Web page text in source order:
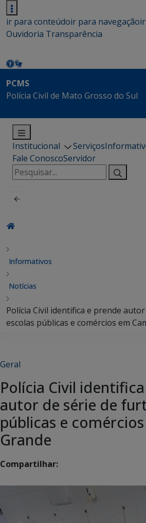
ir para conteúdoir para navegação
Ouvidoria Transparência
PCMS
Polícia Civil de Mato Grosso do Sul
Institucional Serviços
Fale ConoscoServidor
Pesquisar
por:
Informativos
Notícias
Polícia Civil identifica e prende
escolas públicas e comércios em
Geral
Polícia Civil
autor de série de
públicas e
Grande
Compartilhar: